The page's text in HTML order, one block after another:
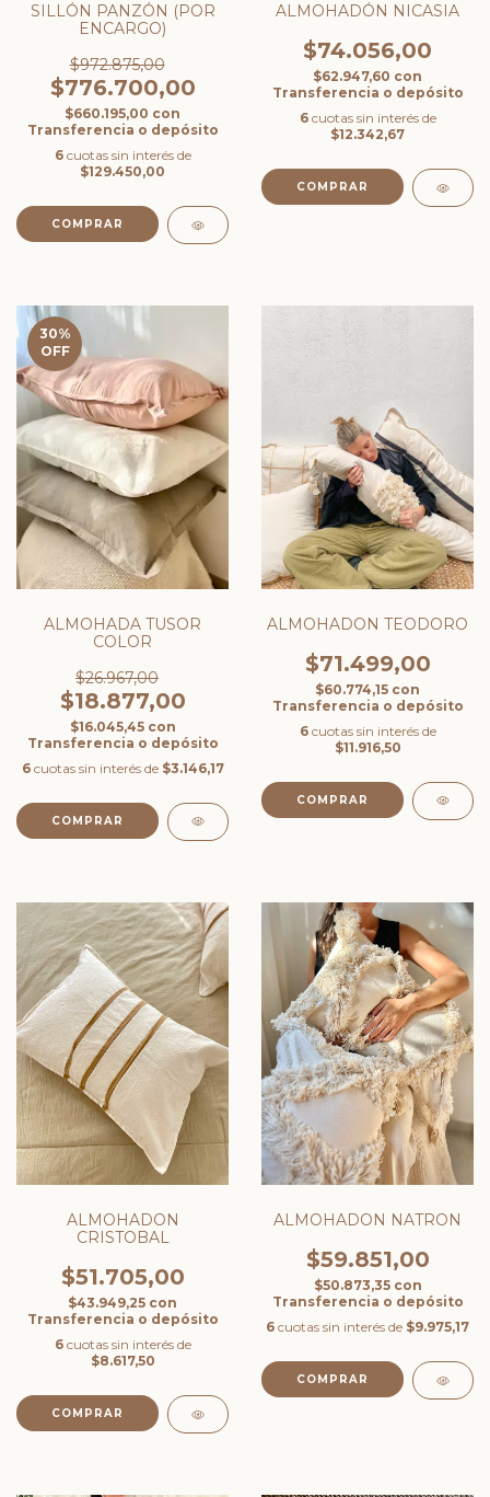
SILLÓN PANZÓN (POR
ENCARGO)
$972.875,00
$776.700,00
$660.195,00 con
Transferencia o depósito
6 cuotas sin interés de
$129.450,00
COMPRAR
ALMOHADÓN NICASIA
$74.056,00
$62.947,60 con
Transferencia o depósito
6 cuotas sin interés de
$12.342,67
COMPRAR
30%
OFF
ALMOHADA TUSOR
COLOR
$26.967,00
$18.877,00
$16.045,45 con
Transferencia o depósito
6 cuotas sin interés de $3.146,17
COMPRAR
ALMOHADON TEODORO
$71.499,00
$60.774,15 con
Transferencia o depósito
6 cuotas sin interés de
$11.916,50
COMPRAR
ALMOHADON
CRISTOBAL
$51.705,00
$43.949,25 con
Transferencia o depósito
6 cuotas sin interés de
$8.617,50
COMPRAR
ALMOHADON NATRON
$59.851,00
$50.873,35 con
Transferencia o depósito
6 cuotas sin interés de $9.975,17